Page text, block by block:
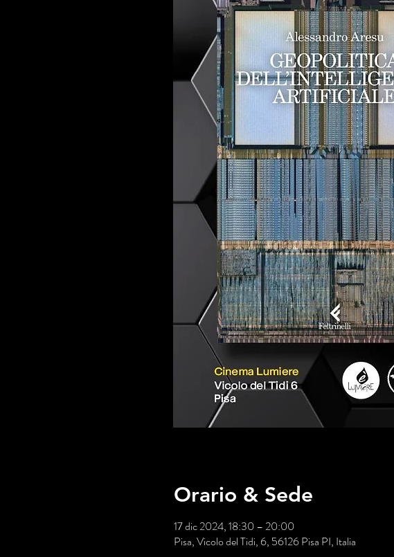
Orario & Sede
17 dic 2024, 18:30 – 20:00
Pisa, Vicolo del Tidi, 6, 56126 Pisa PI, Italia